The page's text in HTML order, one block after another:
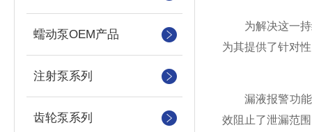
蠕动泵OEM产品
注射泵系列
齿轮泵系列
为解决这一
为其提供了针对
漏液报警功
效阻止了泄漏范